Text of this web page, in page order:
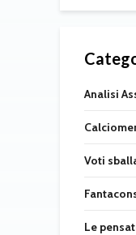
Analisi
Voti
Le